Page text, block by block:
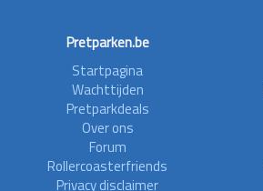
Pretparken.be
Startpagina
Wachttijden
Pretparkdeals
Over ons
Forum
Rollercoasterfriends
Privacy disclaimer